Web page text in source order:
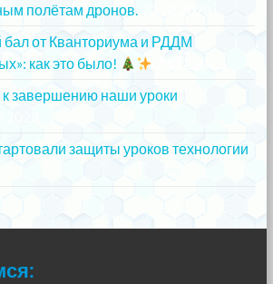
полётам дронов.
бал от Кванториума и РДДМ
как это было!
завершению наши уроки
защиты уроков технологии